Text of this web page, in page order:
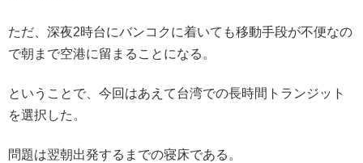
ただ、深夜2時台にバンコクに着いても移動手段が不便なの
で朝まで空港に留まることになる。
ということで、今回はあえて台湾での長時間トランジット
を選択した。
問題は翌朝出発するまでの寝床である。